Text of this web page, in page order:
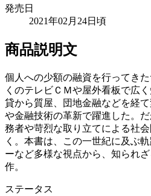
発売日
2021年02月24日頃
商品説明文
個人への少額の融資を行ってき
くのテレビＣＭや屋外看板で広
貸から質屋、団地金融などを経
や金融技術の革新で躍進した。
務者や苛烈な取り立てによる社
く。本書は、この一世紀に及ぶ
ーなど多様な視点から、知られ
作。
ステータス